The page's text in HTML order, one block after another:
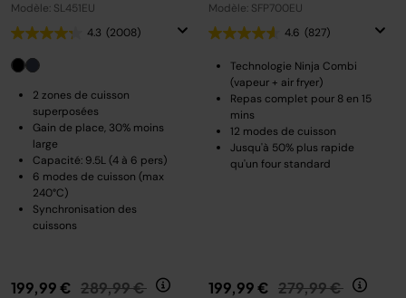
Modèle: SL451EU
4.3 (2008)
2 zones de cuisson
superposées
Gain de place, 30% moins
large
Capacité: 9.5L (4 à 6 pers)
6 modes de cuisson (max
240°C)
Synchronisation des
cuissons
199,99 € Prix réduit de
289,99 € au
Modèle: SFP700EU
4.6 (827)
Technologie Ninja Combi
(vapeur + air fryer)
Repas complet pour 8 en 15
mins
12 modes de cuisson
Jusqu'à 50% plus rapide
qu'un four standard
199,99 € Prix réduit de
279,99 € au